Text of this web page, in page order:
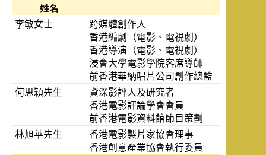
姓名
李敏女士
跨媒體創作人
香港編劇（電影、電視劇）
香港導演（電影、電視劇）
浸會大學電影學院客席導師
前香港華納唱片公司創作總監
何思穎先生
資深影評人及研究者
香港電影評論學會會員
前香港電影資料館節目策劃
林旭華先生
香港電影製片家協會理事
香港創意產業協會執行委員